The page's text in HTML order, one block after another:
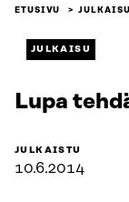
ETUSIVU JULKAISU
JULKAISU
Lupa
JULKAISTU
10.6.2014